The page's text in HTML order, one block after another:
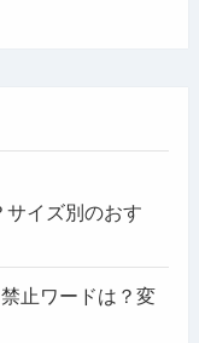
サイズ別のおす
止ワードは？変